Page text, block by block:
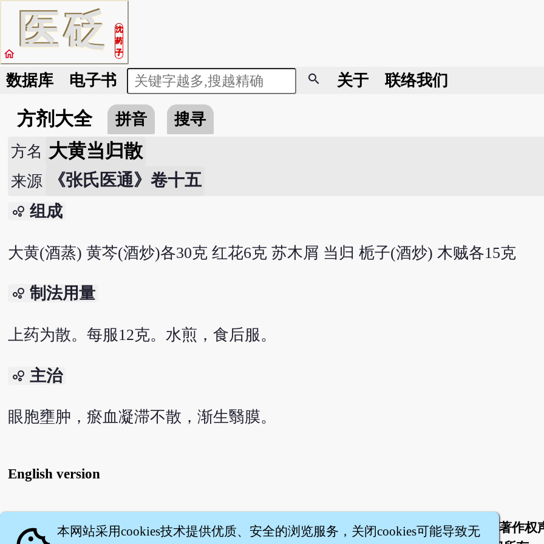
医砭
沈
药
子
home
数据库 电子书 search 关于 联络我们
方剂大全 拼音
搜寻
方名 大黄当归散
来源 《张氏医通》卷十五
bubble_chart 组成
大黄(酒蒸) 黄芩(酒炒)各30克 红花6克 苏木屑 当归 栀子(酒炒) 木贼各15克
bubble_chart 制法用量
上药为散。每服12克。水煎，食后服。
bubble_chart 主治
眼胞壅肿，瘀血凝滞不散，渐生翳膜。
English version
关于 | 联络我们 服务条款 隐私权条款
著作权
本网站采用cookies技术提供优质、安全的浏览服务，关闭cookies可能导致无